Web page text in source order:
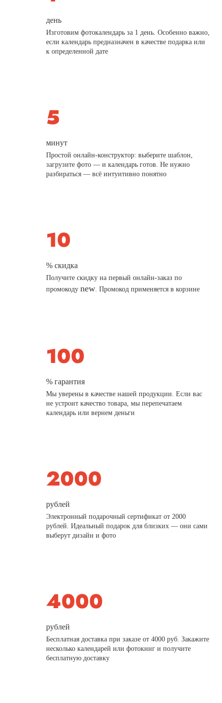
день
Изготовим фотокалендарь за 1 день. Особенно важно,
если календарь предназначен в качестве подарка или
к определенной дате
минут
Простой онлайн-конструктор: выберите шаблон,
загрузите фото — и календарь готов. Не нужно
разбираться — всё интуитивно понятно
% скидка
Получите скидку на первый онлайн-заказ по
промокодуnew. Промокод применяется в корзине
% гарантия
Мы уверены в качестве нашей продукции. Если вас
не устроит качество товара, мы перепечатаем
календарь или вернем деньги
рублей
Электронный подарочный сертификат от 2000
рублей. Идеальный подарок для близких — они сами
выберут дизайн и фото
рублей
Бесплатная доставка при заказе от 4000 руб. Закажите
несколько календарей или фотокниг и получите
бесплатную доставку